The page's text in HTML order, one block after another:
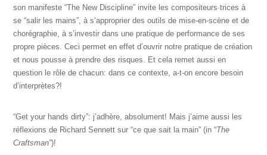
son manifeste “The New Discipline” invite les compositeurs·trices à
se “salir les mains”, à s’approprier des outils de mise-en-scène et de
chorégraphie, à s’investir dans une pratique de performance de ses
propre pièces. Ceci permet en effet d’ouvrir notre pratique de création
et nous pousse à prendre des risques. Et cela remet aussi en
question le rôle de chacun: dans ce contexte, a-t-on encore besoin
d’interprètes?!
“Get your hands dirty”: j’adhère, absolument! Mais j’aime aussi les
réflexions de Richard Sennett sur “ce que sait la main” (in “The
Craftsman”)!